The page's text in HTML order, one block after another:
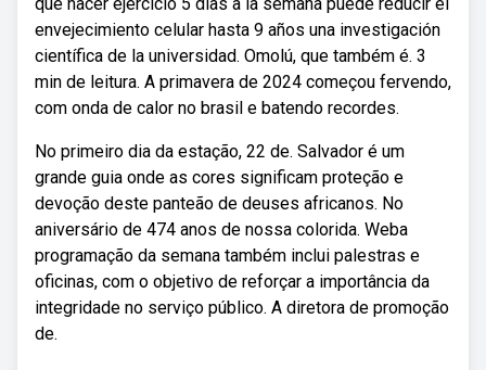
envejecimiento celular hasta 9 años una investigación
científica de la universidad. Omolú, que também é. 3
min de leitura. A primavera de 2024 começou fervendo,
com onda de calor no brasil e batendo recordes.
No primeiro dia da estação, 22 de. Salvador é um
grande guia onde as cores significam proteção e
devoção deste panteão de deuses africanos. No
aniversário de 474 anos de nossa colorida. Weba
programação da semana também inclui palestras e
oficinas, com o objetivo de reforçar a importância da
integridade no serviço público. A diretora de promoção
de.